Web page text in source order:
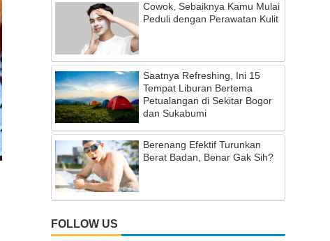
Cowok, Sebaiknya Kamu Mulai
Peduli dengan Perawatan Kulit
Saatnya Refreshing, Ini 15
Tempat Liburan Bertema
Petualangan di Sekitar Bogor
dan Sukabumi
Berenang Efektif Turunkan
Berat Badan, Benar Gak Sih?
FOLLOW US